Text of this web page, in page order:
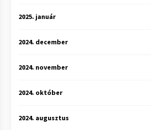
2025. január
2024. december
2024. november
2024. október
2024. augusztus